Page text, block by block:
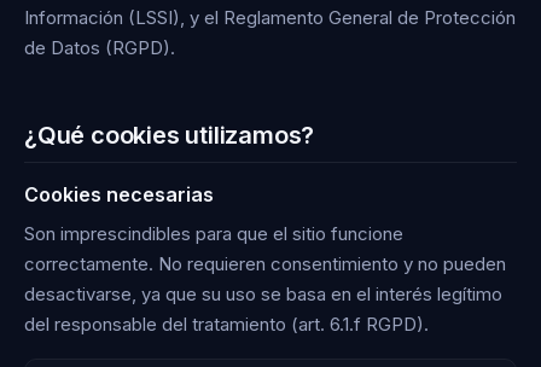
Información (LSSI), y el Reglamento General de Protección
de Datos (RGPD).
¿Qué cookies utilizamos?
Cookies necesarias
Son imprescindibles para que el sitio funcione
correctamente. No requieren consentimiento y no pueden
desactivarse, ya que su uso se basa en el interés legítimo
del responsable del tratamiento (art. 6.1.f RGPD).